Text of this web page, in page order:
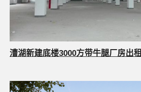
漕湖新建底楼3000方带牛腿厂房出租